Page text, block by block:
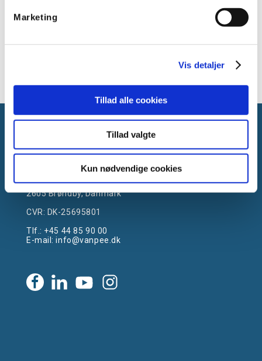
Marketing
Vis detaljer
Tillad alle cookies
Tillad valgte
Kun nødvendige cookies
Gammelager 15
2605 Brøndby, Danmark
CVR: DK-25695801
Tlf.: +45 44 85 90 00
E-mail:info@vanpee.dk